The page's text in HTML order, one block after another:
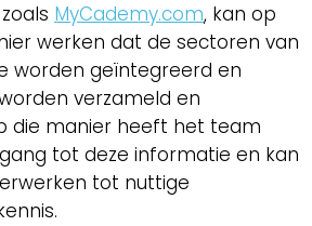
MyCademy.com, kan op
werken dat de sectoren van
worden geïntegreerd en
verzameld en
die manier heeft het team
tot deze informatie en kan
tot nuttige